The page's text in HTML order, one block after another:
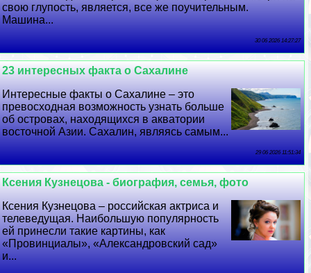
свою глупость, является, все же поучительным.
Машина...
30 06 2026 14:27:27
23 интересных факта о Сахалине
Интересные факты о Сахалине – это
превосходная возможность узнать больше
об островах, находящихся в акватории
восточной Азии. Сахалин, являясь самым...
29 06 2026 11:51:34
Ксения Кузнецова - биография, семья, фото
Ксения Кузнецова – российская актриса и
телеведущая. Наибольшую популярность
ей принесли такие картины, как
«Провинциалы», «Александровский сад»
и...